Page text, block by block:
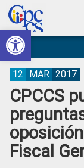
Abrir barra de
Skip
to
primary
navigation
Skip
to
main
content
Skip
to
primary
sidebar
Skip
to
footer
Consejo
de
Control
Social
Construyendo
Poder
Ciudadano
CPCCS
Fiscal
12 MAR 2017